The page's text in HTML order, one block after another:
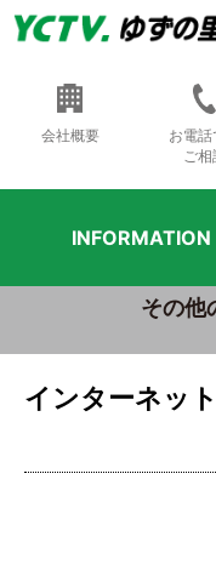
会社概要
お電話
ご相
INFORMATION
その他
インターネッ